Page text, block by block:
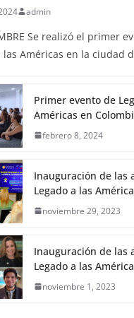
admin
Se realizó el primer
las Américas en la ciudad
Primer evento de
Américas en
febrero 8, 2024
Inauguración de las
Legado a las
noviembre 29, 2023
Inauguración de las
Legado a las
noviembre 1, 2023